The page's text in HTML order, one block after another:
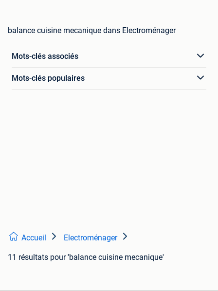
balance cuisine mecanique dans Electroménager
Mots-clés associés
Mots-clés populaires
Accueil Electroménager
11 résultats pour 'balance cuisine mecanique'